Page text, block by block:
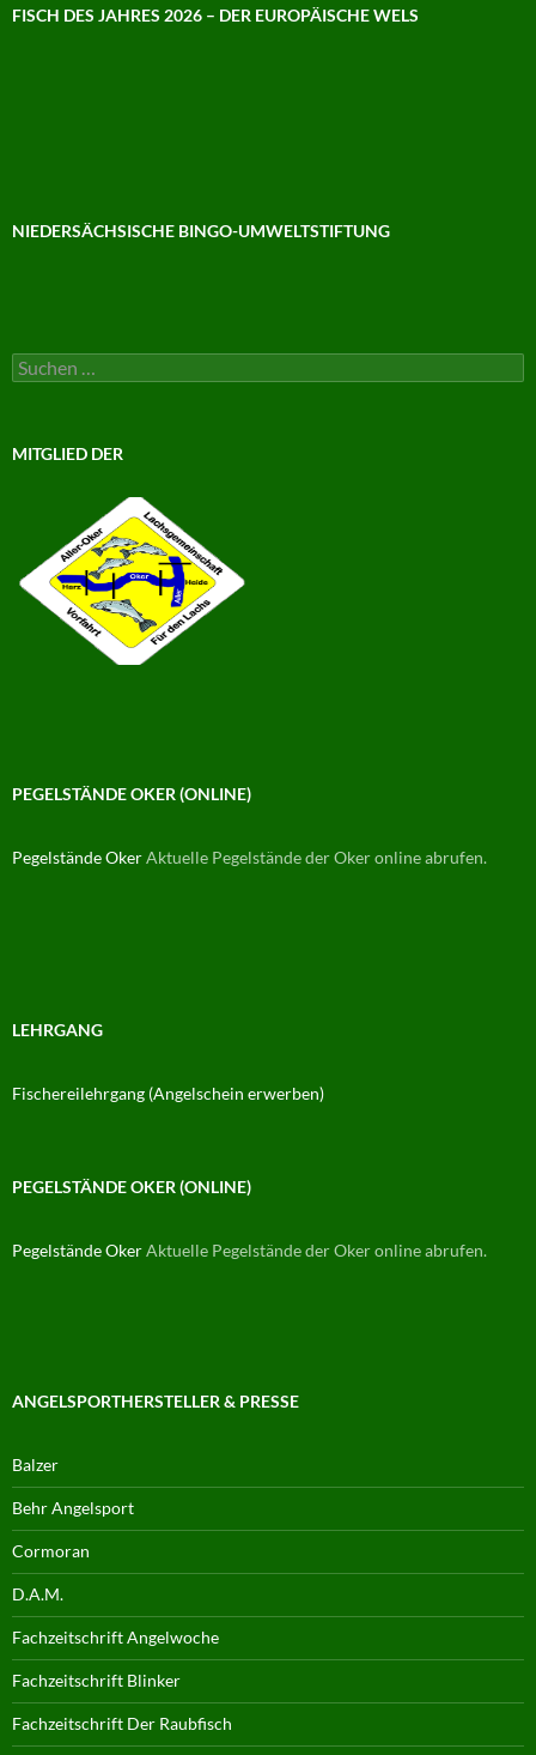
FISCH DES JAHRES 2026 – DER EUROPÄISCHE WELS
NIEDERSÄCHSISCHE BINGO-UMWELTSTIFTUNG
Suchen
nach:
MITGLIED DER
PEGELSTÄNDE OKER (ONLINE)
Pegelstände OkerAktuelle Pegelstände der Oker online abrufen.
LEHRGANG
Fischereilehrgang (Angelschein erwerben)
PEGELSTÄNDE OKER (ONLINE)
Pegelstände OkerAktuelle Pegelstände der Oker online abrufen.
ANGELSPORTHERSTELLER & PRESSE
Balzer
Behr Angelsport
Cormoran
D.A.M.
Fachzeitschrift Angelwoche
Fachzeitschrift Blinker
Fachzeitschrift Der Raubfisch